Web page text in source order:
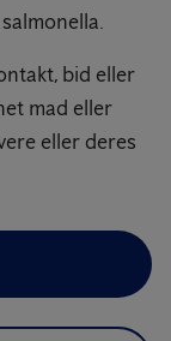
bid eller
mad eller
eller deres